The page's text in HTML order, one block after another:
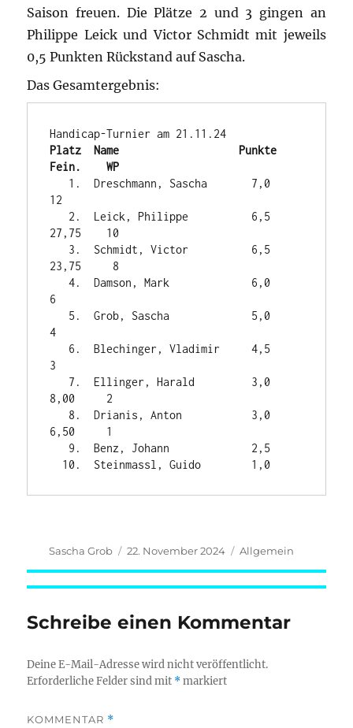
Saison freuen. Die Plätze 2 und 3 gingen an
Philippe Leick und Victor Schmidt mit jeweils
0,5 Punkten Rückstand auf Sascha.
Das Gesamtergebnis:
Platz  Name                   Punkte
Fein.    WP
12
27,75    10
23,75     8
   4.  Damson, Mark             6,0
6
4
3
8,00     2
6,50     1
Autor
Sascha Grob
Veröffentlicht
am
22. November 2024 Kategorien
Allgemein
Schreibe einen Kommentar
Deine E-Mail-Adresse wird nicht veröffentlicht.
Erforderliche Felder sind mit *markiert
KOMMENTAR *